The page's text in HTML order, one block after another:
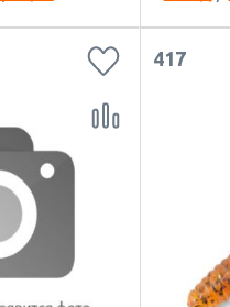
417